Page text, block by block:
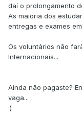
daí o prolongamento
As maioria dos
entregas e exames
Os voluntários não
Internacionais...
Ainda não pagaste?
vaga...
:)